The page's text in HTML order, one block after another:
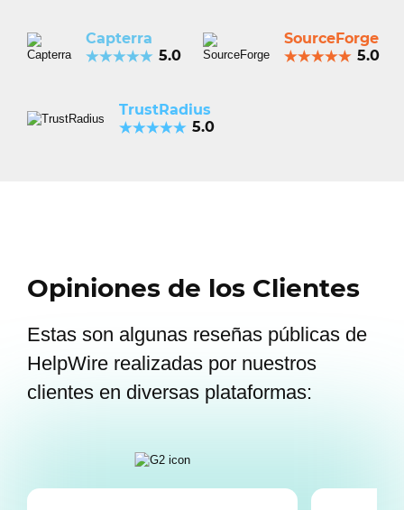
Capterra
5.0
SourceForge
5.0
TrustRadius
5.0
Opiniones de los Clientes
Estas son algunas reseñas públicas de
HelpWire realizadas por nuestros
clientes en diversas plataformas: